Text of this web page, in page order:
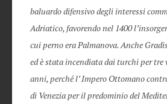
baluardo difensivo degli interessi
Adriatico, favorendo nel 1400
cui perno era Palmanova. Anche
ed è stata incendiata dai turchi per tre
anni, perché l’ Impero Ottomano
di Venezia per il predominio del